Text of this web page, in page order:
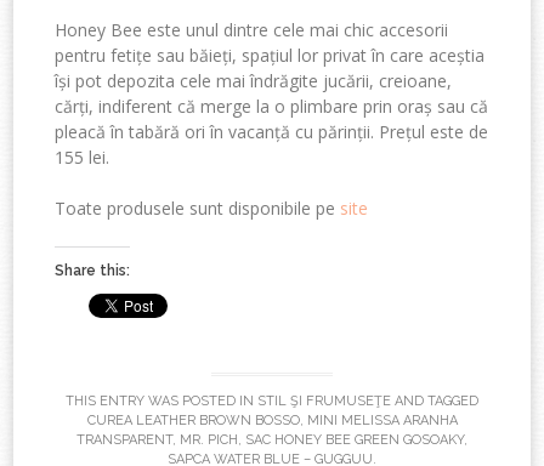
Honey Bee este unul dintre cele mai chic accesorii
pentru fetițe sau băieți, spațiul lor privat în care aceștia
își pot depozita cele mai îndrăgite jucării, creioane,
cărți, indiferent că merge la o plimbare prin oraș sau că
pleacă în tabără ori în vacanță cu părinții. Prețul este de
155 lei.
Toate produsele sunt disponibile pe site
Share this:
THIS ENTRY WAS POSTED IN STIL ŞI FRUMUSEŢE AND TAGGED
CUREA LEATHER BROWN BOSSO, MINI MELISSA ARANHA
TRANSPARENT, MR. PICH , SAC HONEY BEE GREEN GOSOAKY,
SAPCA WATER BLUE – GUGGUU.